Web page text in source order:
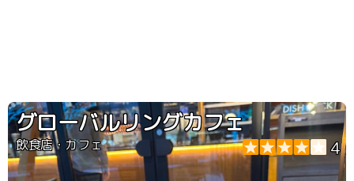
グローバルリングカフェ
飲食店・カフェ 4